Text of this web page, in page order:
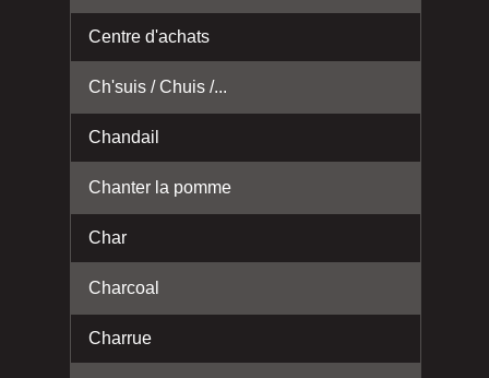
Centre d'achats
Ch'suis / Chuis /...
Chandail
Chanter la pomme
Char
Charcoal
Charrue